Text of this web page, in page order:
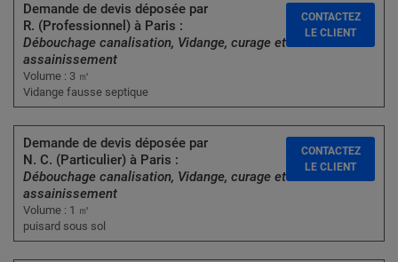
Demande de devis déposée par
R. (Professionnel) à Paris :
Débouchage canalisation, Vidange, curage et
assainissement
Volume : 3 ㎥
Vidange fausse septique
CONTACTEZ
LE CLIENT
Demande de devis déposée par
N. C. (Particulier) à Paris :
Débouchage canalisation, Vidange, curage et
assainissement
Volume : 1 ㎥
puisard sous sol
CONTACTEZ
LE CLIENT